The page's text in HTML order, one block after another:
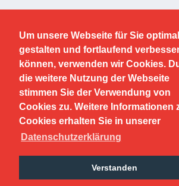
Um unsere Webseite für Sie
gestalten und fortlaufend
können, verwenden wir Cookies.
die weitere Nutzung der Webseite
stimmen Sie der Verwendung von
Cookies zu. Weitere Informationen
Cookies erhalten Sie in unserer
Datenschutzerklärung
Verstanden
TEAMS
Offenbacher